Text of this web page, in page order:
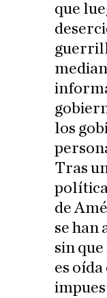
que
los
Tras
de
se han
sin
es